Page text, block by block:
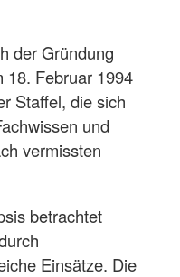
der Gründung
18. Februar 1994
Staffel, die sich
und
vermissten
betrachtet
Einsätze. Die